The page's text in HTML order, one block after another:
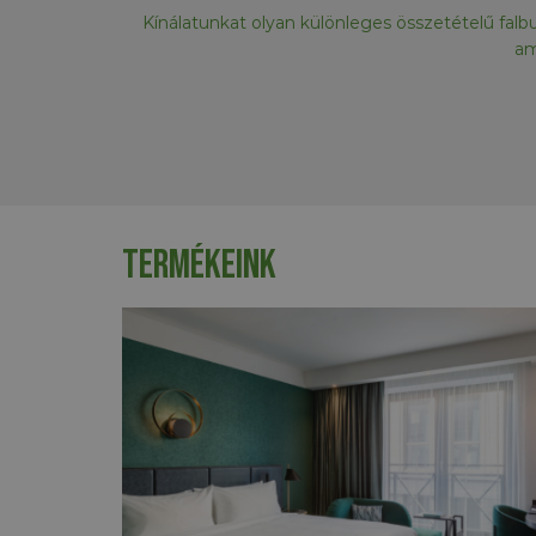
Kínálatunkat olyan különleges összetételű
Termékeink